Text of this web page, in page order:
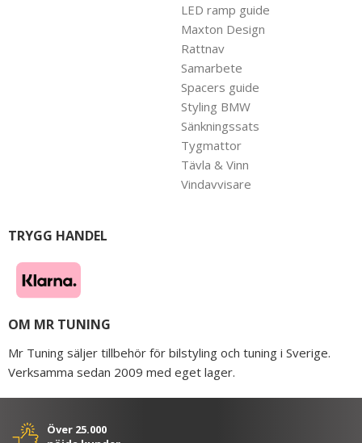
LED ramp guide
Maxton Design
Rattnav
Samarbete
Spacers guide
Styling BMW
Sänkningssats
Tygmattor
Tävla & Vinn
Vindavvisare
TRYGG HANDEL
OM MR TUNING
Mr Tuning säljer tillbehör för bilstyling och tuning i Sverige.
Verksamma sedan 2009 med eget lager.
Över 25.000